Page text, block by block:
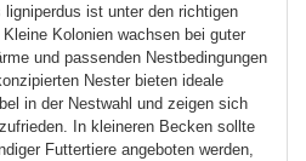
ligniperdus ist unter den richtigen
Kolonien wachsen bei guter
und passenden Nestbedingungen
Nester bieten ideale
in der Nestwahl und zeigen sich
In kleineren Becken sollte
Futtertiere angeboten werden,